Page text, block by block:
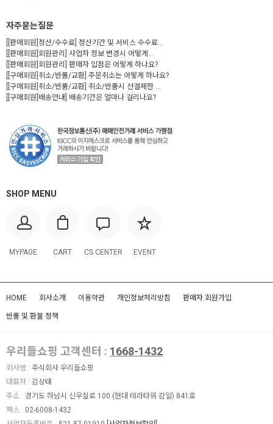
자주묻는질문
[[판매회원]정산/수수료] 정산기간 및 서비스 수수료...
[[판매회원]회원관리] 사업자 정보 변경시 어떻게...
[[판매회원]회원관리] 판매자 입점은 어떻게 하나요?
[[구매회원]취소/반품/교환] 주문취소는 어떻게 하나요?
[[구매회원]취소/반품/교환] 취소/반품시 선결제한 ...
[[구매회원]배송안내] 배송기간은 얼마나 걸리나요?
SHOP MENU
MYPAGE CART CS CENTER EVENT
HOME 회사소개 이용약관 개인정보처리방침 판매자 회원가입
반품 및 환불 정책
우리들쇼핑 고객센터 : 1668-1432
회사명 : 주식회사 우리들쇼핑
대표자 : 김상태
주소 : 경기도 하남시 신우실로 100 (현대 테라타워 감일) 841호
팩스 : 02-6008-1432